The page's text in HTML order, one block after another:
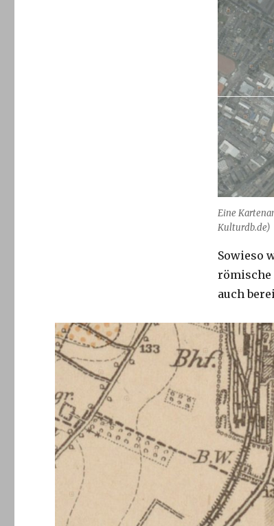
Eine
Kulturdb.de)
Sowieso
römische
auch